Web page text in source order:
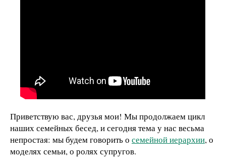
Приветствую вас, друзья мои! Мы продолжаем цикл
наших семейных бесед, и сегодня тема у нас весьма
непростая: мы будем говорить о семейной иерархии, о
моделях семьи, о ролях супругов.